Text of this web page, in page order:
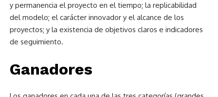
y permanencia el proyecto en el tiempo; la replicabilidad
del modelo; el carácter innovador y el alcance de los
proyectos; y la existencia de objetivos claros e indicadores
de seguimiento.
Ganadores